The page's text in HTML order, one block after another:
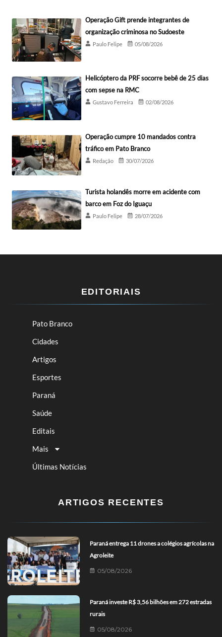
Operação Gift prende integrantes de
organização criminosa no Sudoeste
Paulo Felipe 05/08/2026
Helicóptero da PRF socorre bebê de 25 dias
com sepse na RMC
Gustavo Ferreira 02/08/2026
Operação cumpre 10 mandados contra
tráfico em Pato Branco
Redação 30/07/2026
Turista holandês morre em acidente com
barco em Foz do Iguaçu
Paulo Felipe 28/07/2026
EDITORIAIS
Pato Branco
Cidades
Artigos
Esportes
Paraná
Saúde
Editais
Mais
Últimas Notícias
ARTIGOS RECENTES
Paraná entrega 11 drones a colégios agrícolas na
Agroleite
05/08/2026
Paraná investe R$ 3,56 bilhões em 272 estradas
rurais
05/08/2026